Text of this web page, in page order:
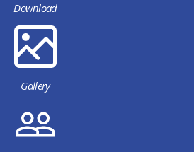
Download
Gallery